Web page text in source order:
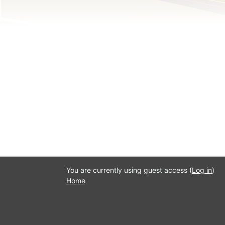
You are currently using guest access (Log in)
Home